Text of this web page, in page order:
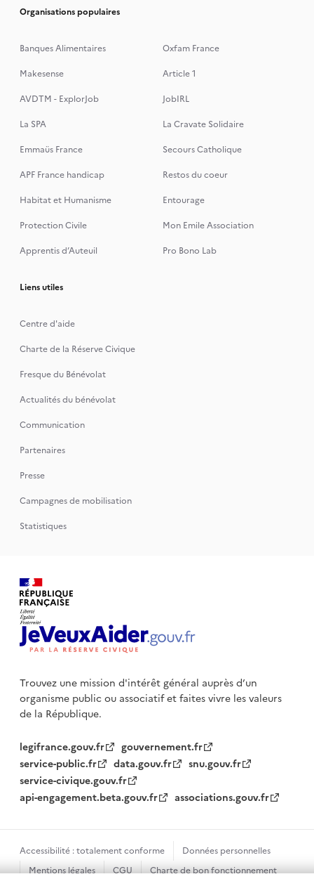
Organisations populaires
Banques Alimentaires
Oxfam France
Makesense
Article 1
AVDTM - ExplorJob
JobIRL
La SPA
La Cravate Solidaire
Emmaüs France
Secours Catholique
APF France handicap
Restos du coeur
Habitat et Humanisme
Entourage
Protection Civile
Mon Emile Association
Apprentis d’Auteuil
Pro Bono Lab
Liens utiles
Centre d'aide
Charte de la Réserve Civique
Fresque du Bénévolat
Actualités du bénévolat
Communication
Partenaires
Presse
Campagnes de mobilisation
Statistiques
Trouvez une mission d'intérêt général auprès d’un
organisme publicou associatif et faites vivre les valeurs
de la République.
legifrance.gouv.fr
gouvernement.fr
service-public.fr
data.gouv.fr
snu.gouv.fr
service-civique.gouv.fr
api-engagement.beta.gouv.fr
associations.gouv.fr
Accessibilité : totalement conforme
Données personnelles
Mentions légales
CGU
Charte de bon fonctionnement